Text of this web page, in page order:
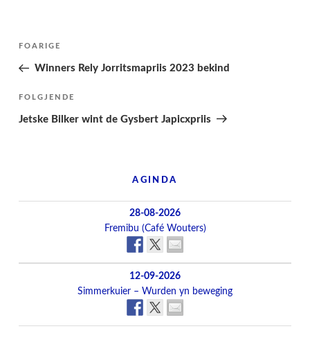
Berichtnavigatie
Folgjende
pagina
FOARIGE
Winners Rely Jorritsmapriis 2023 bekind
Folgjend
berjocht
FOLGJENDE
Jetske Bilker wint de Gysbert Japicxpriis
AGINDA
28-08-2026
Fremibu (Café Wouters)
12-09-2026
Simmerkuier – Wurden yn beweging